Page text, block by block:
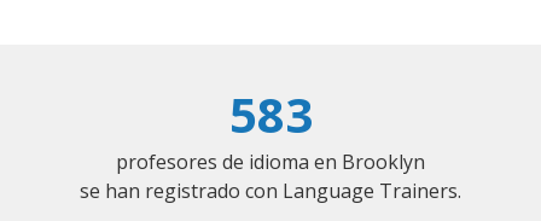
583
profesores de idioma en Brooklyn
se han registrado con Language Trainers.